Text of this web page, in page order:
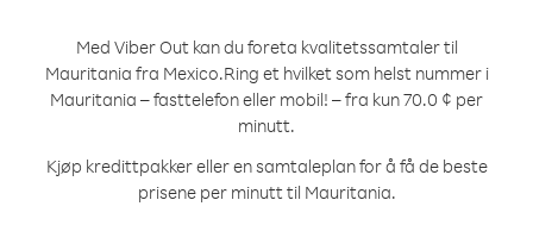
Med Viber Out kan du foreta kvalitetssamtaler til
Mauritania fra Mexico.Ring et hvilket som helst nummer i
Mauritania – fasttelefon eller mobil! – fra kun 70.0 ¢ per
minutt.
Kjøp kredittpakker eller en samtaleplan for å få de beste
prisene per minutt til Mauritania.